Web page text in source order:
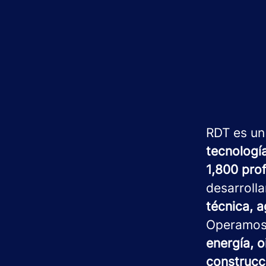
RDT es
1,800
técnica,
energía,